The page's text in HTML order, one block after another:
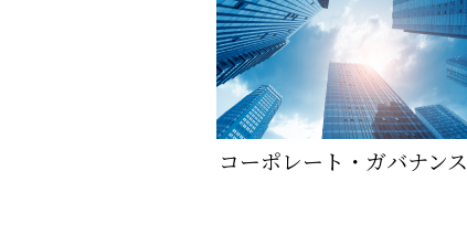
コーポレート・ガバナンス